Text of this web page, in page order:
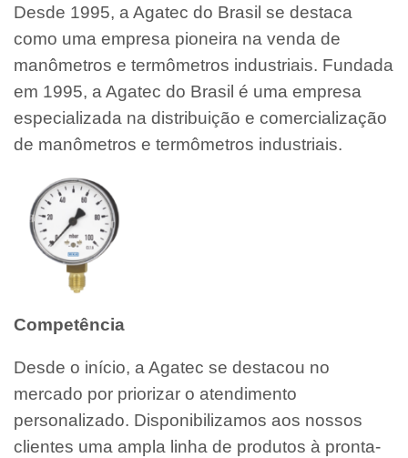
Desde 1995, a Agatec do Brasil se destaca
como uma empresa pioneira na venda de
manômetros e termômetros industriais. Fundada
em 1995, a Agatec do Brasil é uma empresa
especializada na distribuição e comercialização
de manômetros e termômetros industriais.
Competência
Desde o início, a Agatec se destacou no
mercado por priorizar o atendimento
personalizado. Disponibilizamos aos nossos
clientes uma ampla linha de produtos à pronta-